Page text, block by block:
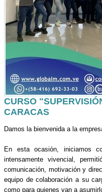
CURSO
CARACAS
Damos la bienvenida a la
En esta ocasión, iniciamos
intensamente vivencial,
comunicación, motivación y
equipo de colaboración a su
como para quienes van a